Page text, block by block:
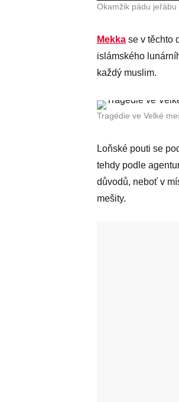
Okamžik pádu jeřábu
Mekka se v těchto
islámského
každý muslim.
Tragédie ve Velké
Loňské pouti se
tehdy podle
důvodů, neboť v
mešity.